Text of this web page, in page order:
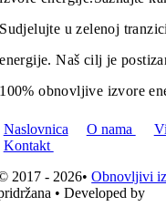
Sudjelujte u zelenoj
energije. Naš cilj je
100% obnovljive izvore
Naslovnica O nama
Kontakt
2017 - 2026•Obnovljivi
• Developed by